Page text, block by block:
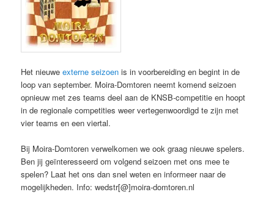
Het nieuweexterne seizoen is in voorbereiding en begint in de
loop van september. Moira-Domtoren neemt komend seizoen
opnieuw met zes teams deel aan de KNSB-competitie en hoopt
in de regionale competities weer vertegenwoordigd te zijn met
vier teams en een viertal.
Bij Moira-Domtoren verwelkomen we ook graag nieuwe spelers.
Ben jij geïnteresseerd om volgend seizoen met ons mee te
spelen? Laat het ons dan snel weten en informeer naar de
mogelijkheden. Info: wedstr[@]moira-domtoren.nl